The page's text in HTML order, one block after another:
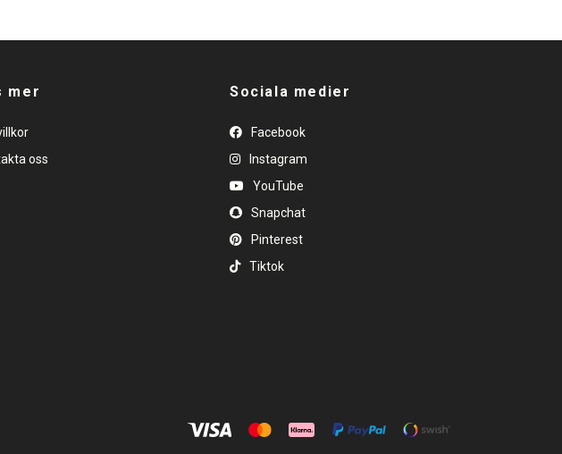
mer
oss
Sociala medier
Facebook
Instagram
YouTube
Snapchat
Pinterest
Tiktok